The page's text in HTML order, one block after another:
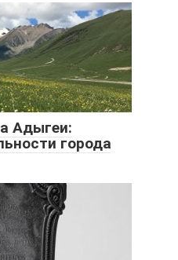
Адыгеи:
города